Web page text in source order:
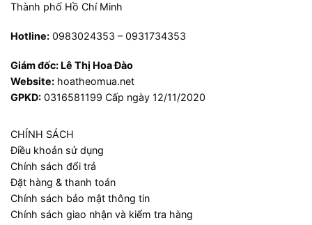
Thành phố Hồ Chí Minh
Hotline: 0983024353 – 0931734353
Giám đốc: Lê Thị Hoa Đào
Website: hoatheomua.net
GPKD: 0316581199 Cấp ngày 12/11/2020
CHÍNH SÁCH
Điều khoản sử dụng
Chính sách đổi trả
Đặt hàng & thanh toán
Chính sách bảo mật thông tin
Chính sách giao nhận và kiểm tra hàng